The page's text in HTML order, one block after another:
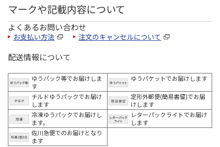
マークや記載内容について
よくあるお問い合わせ
お支払い方法 注文のキャンセルについて
配送情報について
ゆうパック等でお届けしま
す
ゆうパケットでお届けします
チルドゆうパックでお届け
します
定形外郵便(簡易書留)でお届
けします
冷凍ゆうパックでお届けし
ます。
レターパックライトでお届け
します
佐川急便でのお届けとなり
ます